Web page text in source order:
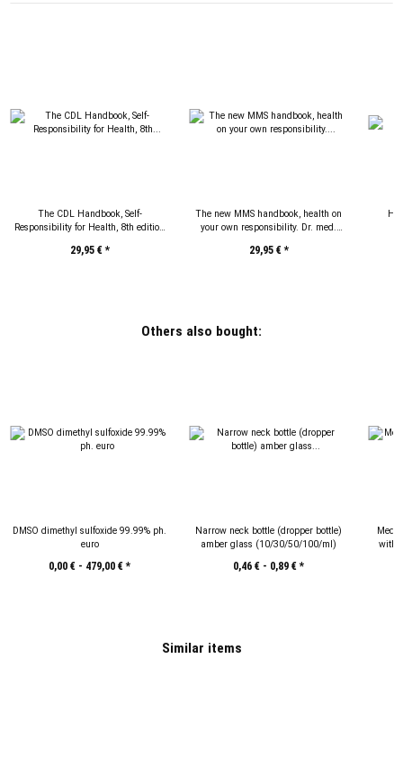
The CDL Handbook, Self-
Responsibility for Health, 8th edition
German Edition
29,95 €*
The new MMS handbook, health on
your own responsibility. Dr. med.
29,95 €*
Others also bought:
DMSO dimethyl sulfoxide 99.99% ph.
euro
0,00 € - 479,00 €*
Narrow neck bottle (dropper bottle)
amber glass (10/30/50/100/ml)
0,46 € - 0,89 €*
with
Similar items